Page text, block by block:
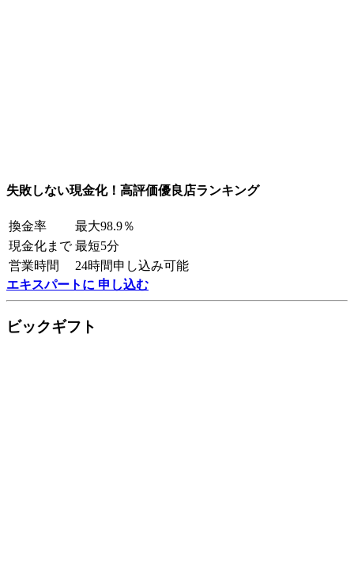
失敗しない現金化！高評価優良店ランキング
換金率
最大98.9％
現金化まで 最短5分
営業時間
24時間申し込み可能
エキスパートに 申し込む
ビックギフト